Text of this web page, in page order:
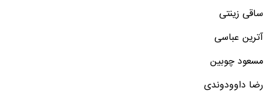
ساقی زینتی
آترین عباسی
مسعود چوبین
رضا داوودوندی